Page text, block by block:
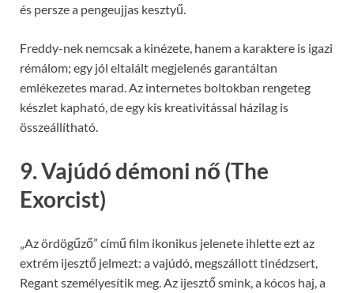
és persze a pengeujjas kesztyű.
Freddy-nek nemcsak a kinézete, hanem a karaktere is igazi
rémálom; egy jól eltalált megjelenés garantáltan
emlékezetes marad. Az internetes boltokban rengeteg
készlet kapható, de egy kis kreativitással házilag is
összeállítható.
9. Vajúdó démoni nő (The
Exorcist)
„Az ördögűző” című film ikonikus jelenete ihlette ezt az
extrém ijesztő jelmezt: a vajúdó, megszállott tinédzsert,
Regant személyesítik meg. Az ijesztő smink, a kócos haj, a